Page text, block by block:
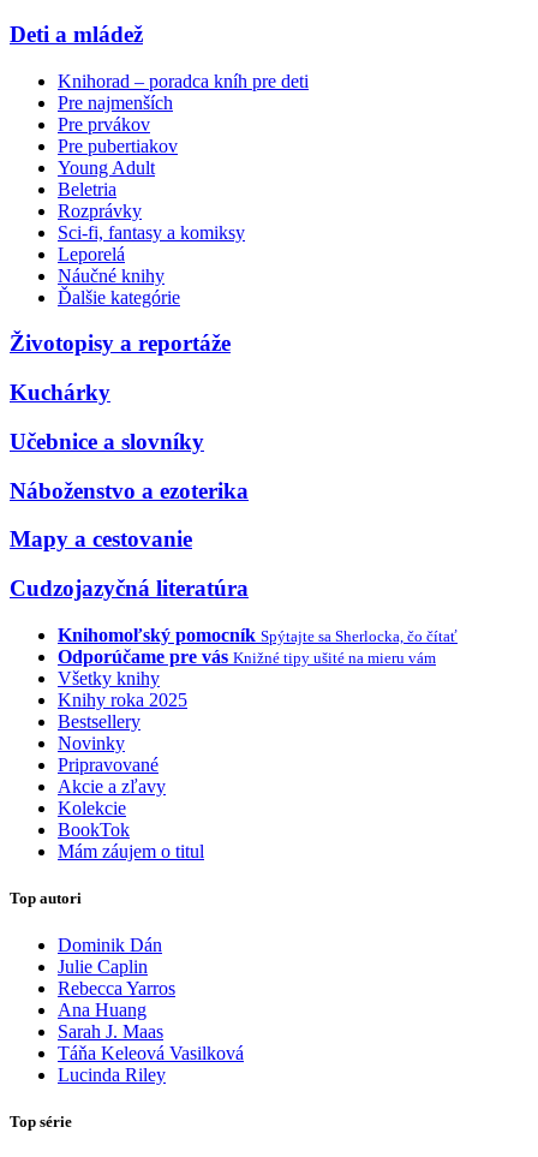
Deti a mládež
Knihorad – poradca kníh pre deti
Pre najmenších
Pre prvákov
Pre pubertiakov
Young Adult
Beletria
Rozprávky
Sci-fi, fantasy a komiksy
Leporelá
Náučné knihy
Ďalšie kategórie
Životopisy a reportáže
Kuchárky
Učebnice a slovníky
Náboženstvo a ezoterika
Mapy a cestovanie
Cudzojazyčná literatúra
Knihomoľský pomocník Spýtajte sa Sherlocka, čo čítať
Odporúčame pre vás Knižné tipy ušité na mieru vám
Všetky knihy
Knihy roka 2025
Bestsellery
Novinky
Pripravované
Akcie a zľavy
Kolekcie
BookTok
Mám záujem o titul
Top autori
Dominik Dán
Julie Caplin
Rebecca Yarros
Ana Huang
Sarah J. Maas
Táňa Keleová Vasilková
Lucinda Riley
Top série